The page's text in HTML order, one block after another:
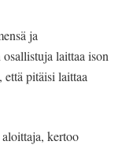
ja
laittaa ison
pitäisi laittaa
kertoo